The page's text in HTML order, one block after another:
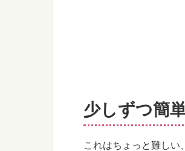
少しずつ簡
これはちょっと難しい